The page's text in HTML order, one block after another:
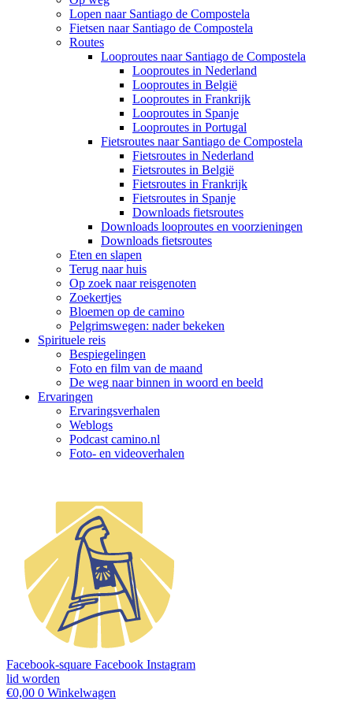
Lopen naar Santiago de Compostela
Fietsen naar Santiago de Compostela
Routes
Looproutes naar Santiago de Compostela
Looproutes in Nederland
Looproutes in België
Looproutes in Frankrijk
Looproutes in Spanje
Looproutes in Portugal
Fietsroutes naar Santiago de Compostela
Fietsroutes in Nederland
Fietsroutes in België
Fietsroutes in Frankrijk
Fietsroutes in Spanje
Downloads fietsroutes
Downloads looproutes en voorzieningen
Downloads fietsroutes
Eten en slapen
Terug naar huis
Op zoek naar reisgenoten
Zoekertjes
Bloemen op de camino
Pelgrimswegen: nader bekeken
Spirituele reis
Bespiegelingen
Foto en film van de maand
De weg naar binnen in woord en beeld
Ervaringen
Ervaringsverhalen
Weblogs
Podcast camino.nl
Foto- en videoverhalen
Facebook-square Facebook Instagram
lid worden
€0,00 0 Winkelwagen